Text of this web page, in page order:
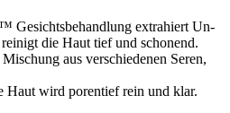
Gesichtsbehandlung extrahiert Un-
die Haut tief und schonend.
aus verschiedenen Seren,
Haut wird porentief rein und klar.